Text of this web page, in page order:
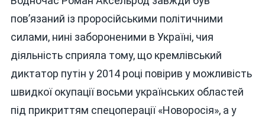
пов’язаний із проросійськими політичними
силами, нині забороненими в Україні, чия
діяльність сприяла тому, що кремлівський
диктатор путін у 2014 році повірив у можливість
швидкої окупації восьми українських областей
під прикриттям спецоперації «Новоросія», а у